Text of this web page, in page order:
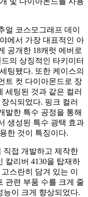
얼 코스모그래프 데이
에서 가장 대표적인 아
공개한 18캐럿 에버로
의 상징적인 타키미터
팅됐다. 또한 케이스의
트 컷 다이아몬드로 장
세팅된 것과 같은 컬러
식되었다. 핑크 컬러
발한 특수 공정을 통해
생성된 특수 광택 효과
한 것이 특징이다.
직접 개발하고 제작한
칼리버 4130을 탑재하
스란히 담겨 있는 이
관련 부품 수를 크게 줄
능이 크게 향상되었다.